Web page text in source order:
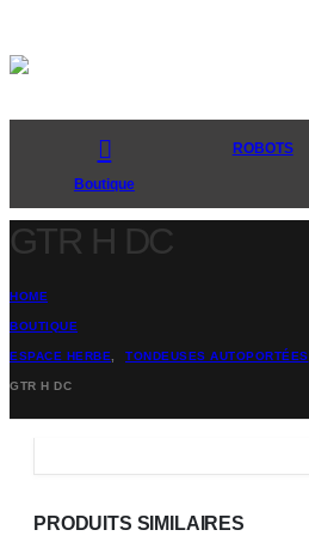
Boutique
ROBOTS
GTR H DC
HOME
BOUTIQUE
ESPACE HERBE TONDEUSES AUTOPORTÉES
GTR H DC
PRODUITS SIMILAIRES